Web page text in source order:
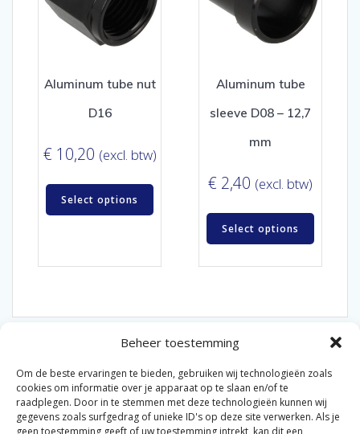
Beheer toestemming
Om de beste ervaringen te bieden, gebruiken wij technologieën zoals
cookies om informatie over je apparaat op te slaan en/of te
raadplegen. Door in te stemmen met deze technologieën kunnen wij
gegevens zoals surfgedrag of unieke ID's op deze site verwerken. Als je
geen toestemming geeft of uw toestemming intrekt, kan dit een
Aluminum tube nut
D16
€ 10,20 (excl. btw)
Select options
Aluminum tube
sleeve D08 – 12,7
mm
€ 2,40 (excl. btw)
Select options
© 2026 Van der Bel Las en Radiateurenbedrijf.